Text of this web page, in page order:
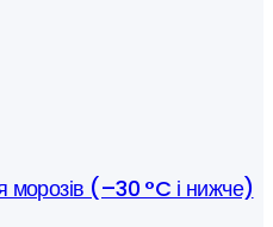
морозів (–30 °C і нижче)